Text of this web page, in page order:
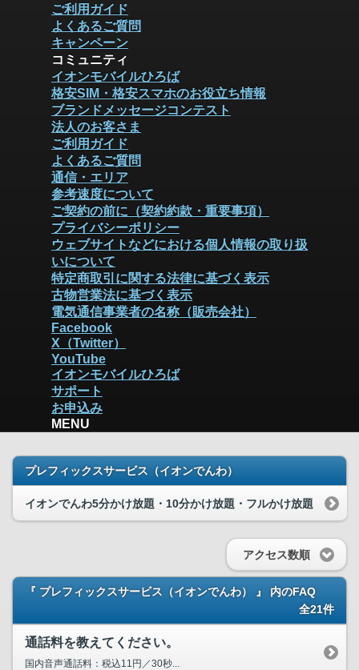
ご利用ガイド
よくあるご質問
キャンペーン
コミュニティ
イオンモバイルひろば
格安SIM・格安スマホのお役立ち情報
ブランドメッセージコンテスト
法人のお客さま
ご利用ガイド
よくあるご質問
通信・エリア
参考速度について
ご契約の前に（契約約款・重要事項）
プライバシーポリシー
ウェブサイトなどにおける個人情報の取り扱
いについて
特定商取引に関する法律に基づく表示
古物営業法に基づく表示
電気通信事業者の名称（販売会社）
Facebook
X（Twitter）
YouTube
イオンモバイルひろば
サポート
お申込み
MENU
プレフィックスサービス（イオンでんわ）
イオンでんわ5分かけ放題・10分かけ放題・フルかけ放題
アクセス数順
『 プレフィックスサービス（イオンでんわ） 』 内のFAQ
全21件
通話料を教えてください。
国内音声通話料：税込11円／30秒...